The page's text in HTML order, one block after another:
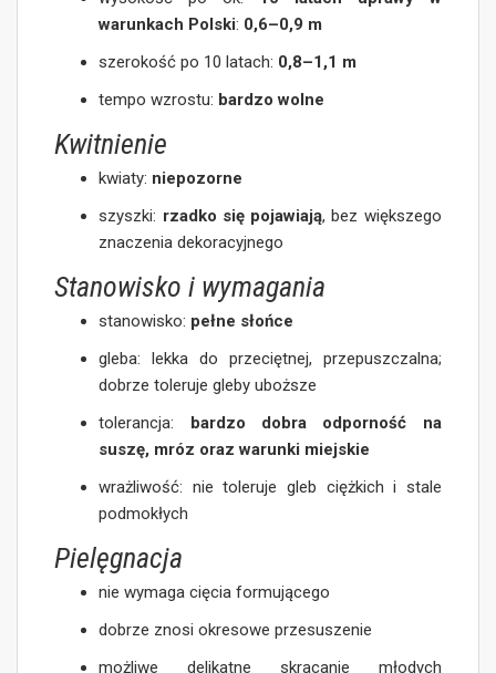
warunkach Polski: 0,6–0,9 m
szerokość po 10 latach: 0,8–1,1 m
tempo wzrostu: bardzo wolne
Kwitnienie
kwiaty: niepozorne
szyszki: rzadko się pojawiają, bez większego
znaczenia dekoracyjnego
Stanowisko i wymagania
stanowisko: pełne słońce
gleba: lekka do przeciętnej, przepuszczalna;
dobrze toleruje gleby uboższe
tolerancja:
bardzo dobra odporność na
suszę, mróz oraz warunki miejskie
wrażliwość: nie toleruje gleb ciężkich i stale
podmokłych
Pielęgnacja
nie wymaga cięcia formującego
dobrze znosi okresowe przesuszenie
możliwe delikatne skracanie młodych